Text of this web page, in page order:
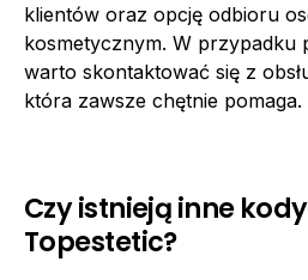
klientów oraz opcję odbioru
kosmetycznym. W przypadku
warto skontaktować się z
która zawsze chętnie pomaga.
Czy istnieją inne
Topestetic?